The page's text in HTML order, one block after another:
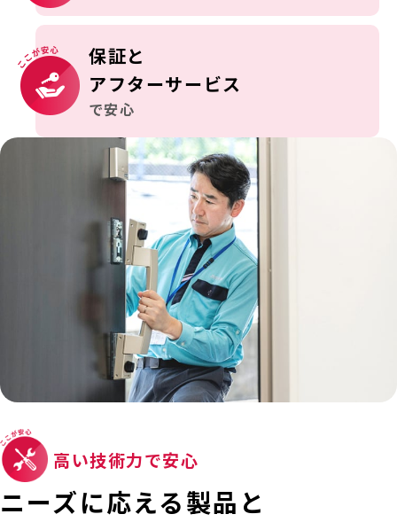
保証と
アフターサービス
で安心
高い技術力で安心
ニーズに応える製品と